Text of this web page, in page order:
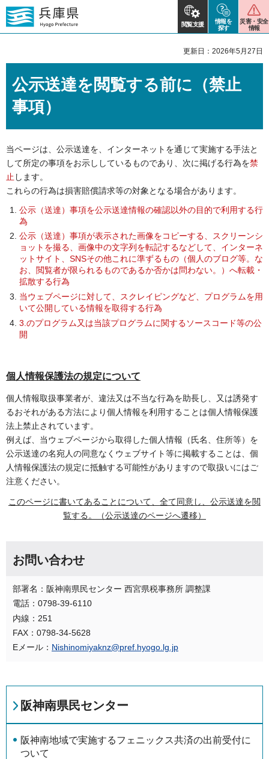
閲覧支援
情報を
探す
災害・安全
情報
更新日：2026年5月27日
公示送達を閲覧する前に（禁止
事項）
当ページは、公示送達を、インターネットを通じて実施する手法と
して所定の事項をお示ししているものであり、次に掲げる行為を禁
止 します。
これらの行為は損害賠償請求等の対象となる場合があります。
公示（送達）事項を公示送達情報の確認以外の目的で利用する行
為
公示（送達）事項が表示された画像をコピーする、スクリーンシ
ョットを撮る、 画像中の文字列を転記するなどして、インターネ
ットサイト、 SNSその他これに準ずるもの（個人のブログ等。な
お、閲覧者が限られるものであるか否かは問わない。）へ転載・
拡散する行為
当ウェブページに対して、スクレイピングなど、プログラムを用
いて公開している情報を取得する行為
3.のプログラム又は当該プログラムに関するソースコード等の公
開
個人情報保護法の規定について
個人情報取扱事業者が、違法又は不当な行為を助長し、又は誘発す
るおそれがある方法により個人情報を利用することは個人情報保護
法上禁止されています。
例えば、当ウェブページから取得した個人情報（氏名、住所等）を
公示送達の名宛人の同意なくウェブサイト等に掲載することは、個
人情報保護法の規定に抵触する可能性がありますので取扱いにはご
注意ください。
このページに書いてあることについて、全て同意し、公示送達を閲
覧する。（公示送達のページへ遷移）
お問い合わせ
部署名：阪神南県民センター 西宮県税事務所 調整課
電話：0798-39-6110
内線：251
FAX：0798-34-5628
Eメール： Nishinomiyaknz@pref.hyogo.lg.jp
阪神南県民センター
阪神南地域で実施するフェニックス共済の出前受付に
ついて